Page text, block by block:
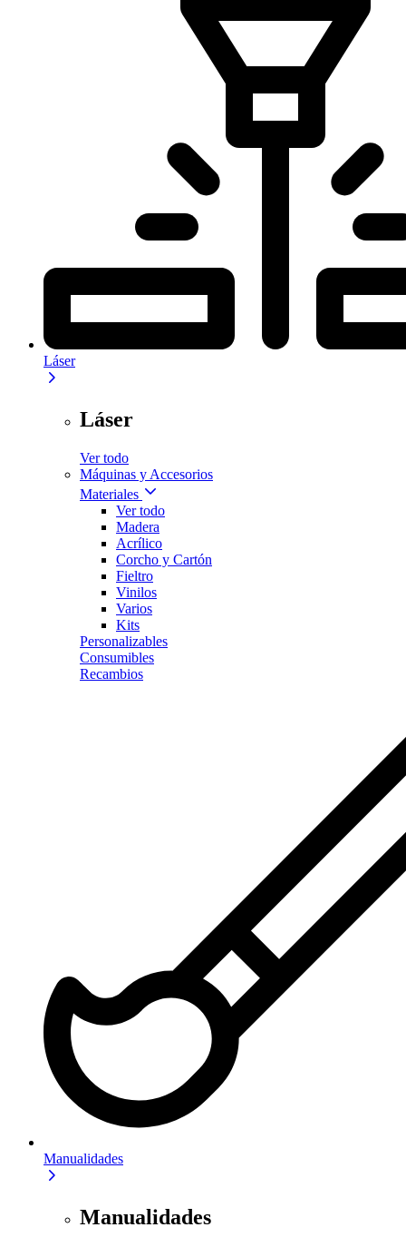
Láser
Láser
Ver todo
Máquinas y Accesorios
Materiales
Ver todo
Madera
Acrílico
Corcho y Cartón
Fieltro
Vinilos
Varios
Kits
Personalizables
Consumibles
Recambios
Manualidades
Manualidades